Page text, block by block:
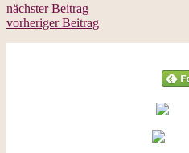
nächster Beitrag
vorheriger Beitrag